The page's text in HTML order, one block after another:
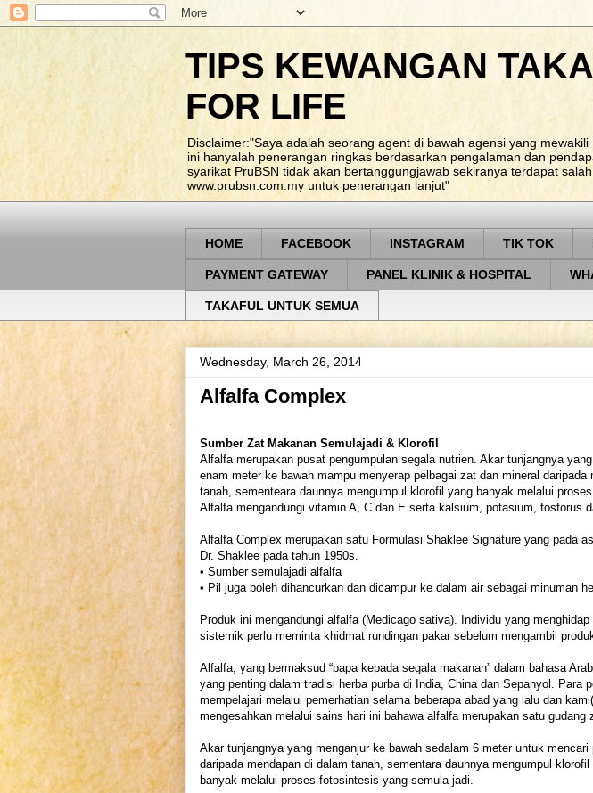
TIPS KEWANGAN
FOR LIFE
Disclaimer:"Saya adalah seorang agent di bawah agensi yang
ini hanyalah penerangan ringkas berdasarkan pengalaman dan
syarikat PruBSN tidak akan bertanggungjawab sekiranya terdapat
www.prubsn.com.my untuk penerangan lanjut"
HOME FACEBOOK INSTAGRAM TIK TOK
PAYMENT GATEWAY PANEL KLINIK & HOSPITAL
TAKAFUL UNTUK SEMUA
Wednesday, March 26, 2014
Alfalfa Complex
Sumber Zat Makanan Semulajadi & Klorofil
Alfalfa merupakan pusat pengumpulan segala nutrien. Akar tunjangnya
enam meter ke bawah mampu menyerap pelbagai zat dan mineral daripada
tanah, sementeara daunnya mengumpul klorofil yang banyak melalui
Alfalfa mengandungi vitamin A, C dan E serta kalsium, potasium, fosforus
Alfalfa Complex merupakan satu Formulasi Shaklee Signature yang pada
Dr. Shaklee pada tahun 1950s.
• Sumber semulajadi alfalfa
• Pil juga boleh dihancurkan dan dicampur ke dalam air sebagai minuman
Produk ini mengandungi alfalfa (Medicago sativa). Individu yang
sistemik perlu meminta khidmat rundingan pakar sebelum mengambil
Alfalfa, yang bermaksud “bapa kepada segala makanan” dalam bahasa
yang penting dalam tradisi herba purba di India, China dan Sepanyol. Para
mempelajari melalui pemerhatian selama beberapa abad yang lalu dan
mengesahkan melalui sains hari ini bahawa alfalfa merupakan satu gudang
Akar tunjangnya yang menganjur ke bawah sedalam 6 meter untuk mencari
daripada mendapan di dalam tanah, sementara daunnya mengumpul
banyak melalui proses fotosintesis yang semula jadi.